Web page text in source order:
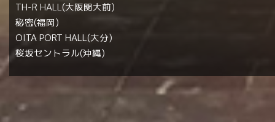
TH-R HALL(大阪関大前)
秘密(福岡)
OITA PORT HALL(大分)
桜坂セントラル(沖縄)